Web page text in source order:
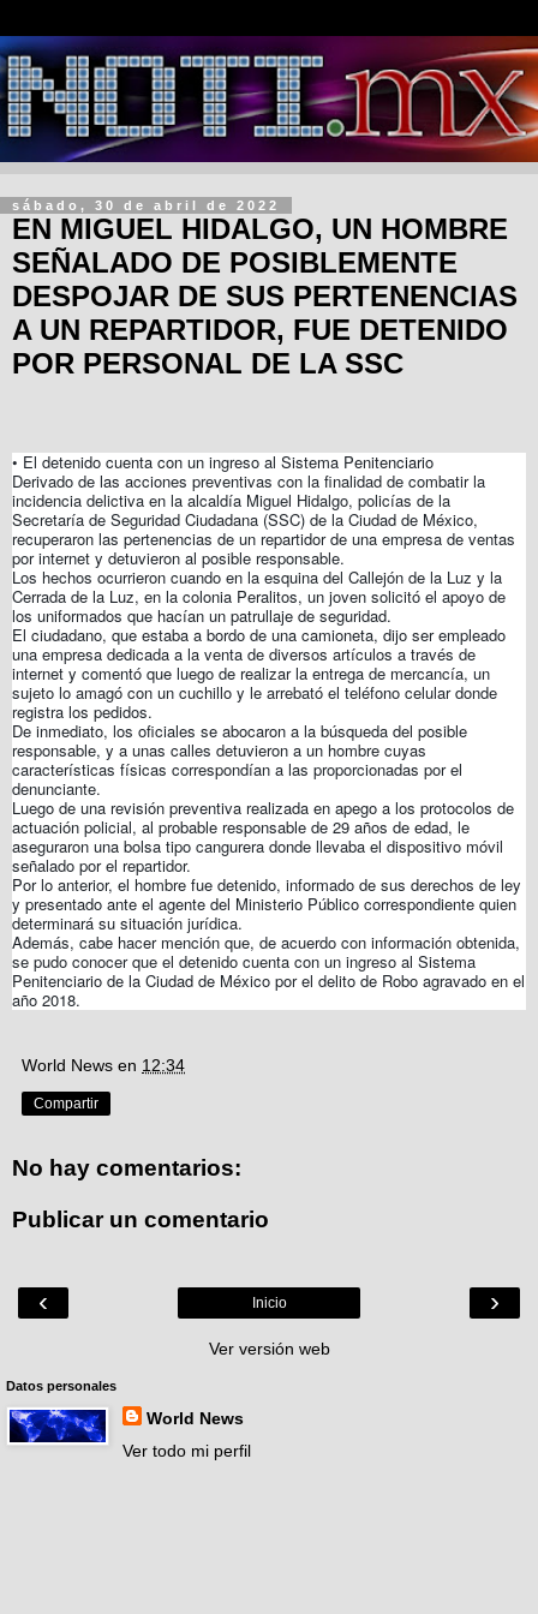
sábado, 30 de abril de 2022
EN MIGUEL HIDALGO, UN HOMBRE
SEÑALADO DE POSIBLEMENTE
DESPOJAR DE SUS PERTENENCIAS
A UN REPARTIDOR, FUE DETENIDO
POR PERSONAL DE LA SSC
• El detenido cuenta con un ingreso al Sistema Penitenciario
Derivado de las acciones preventivas con la finalidad de combatir la
incidencia delictiva en la alcaldía Miguel Hidalgo, policías de la
Secretaría de Seguridad Ciudadana (SSC) de la Ciudad de México,
recuperaron las pertenencias de un repartidor de una empresa de ventas
por internet y detuvieron al posible responsable.
Los hechos ocurrieron cuando en la esquina del Callejón de la Luz y la
Cerrada de la Luz, en la colonia Peralitos, un joven solicitó el apoyo de
los uniformados que hacían un patrullaje de seguridad.
El ciudadano, que estaba a bordo de una camioneta, dijo ser empleado
una empresa dedicada a la venta de diversos artículos a través de
internet y comentó que luego de realizar la entrega de mercancía, un
sujeto lo amagó con un cuchillo y le arrebató el teléfono celular donde
registra los pedidos.
De inmediato, los oficiales se abocaron a la búsqueda del posible
responsable, y a unas calles detuvieron a un hombre cuyas
características físicas correspondían a las proporcionadas por el
denunciante.
Luego de una revisión preventiva realizada en apego a los protocolos de
actuación policial, al probable responsable de 29 años de edad, le
aseguraron una bolsa tipo cangurera donde llevaba el dispositivo móvil
señalado por el repartidor.
Por lo anterior, el hombre fue detenido, informado de sus derechos de ley
y presentado ante el agente del Ministerio Público correspondiente quien
determinará su situación jurídica.
Además, cabe hacer mención que, de acuerdo con información obtenida,
se pudo conocer que el detenido cuenta con un ingreso al Sistema
Penitenciario de la Ciudad de México por el delito de Robo agravado en el
año 2018.
World News en 12:34
Compartir
No hay comentarios:
Publicar un comentario
‹ ›
Inicio
Ver versión web
Datos personales
World News
Ver todo mi perfil